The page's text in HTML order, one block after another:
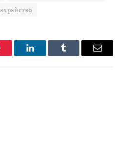
LinkedInTumblr Email